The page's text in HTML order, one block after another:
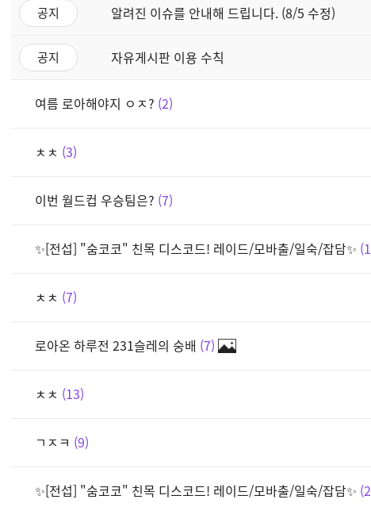
공지 알려진 이슈를 안내해 드립니다. (8/5 수정)
공지 자유게시판 이용 수칙
여름 로아해야지 ㅇㅈ? 2
ㅊㅊ 3
이번 월드컵 우승팀은? 7
✨[전섭] "숨코코" 친목 디스코드! 레이드/모바출/일숙/잡담✨ 1
ㅊㅊ 7
로아온 하루전 231슬레의 숭배 7
ㅊㅊ 13
ㄱㅈㅋ 9
✨[전섭] "숨코코" 친목 디스코드! 레이드/모바출/일숙/잡담✨ 2